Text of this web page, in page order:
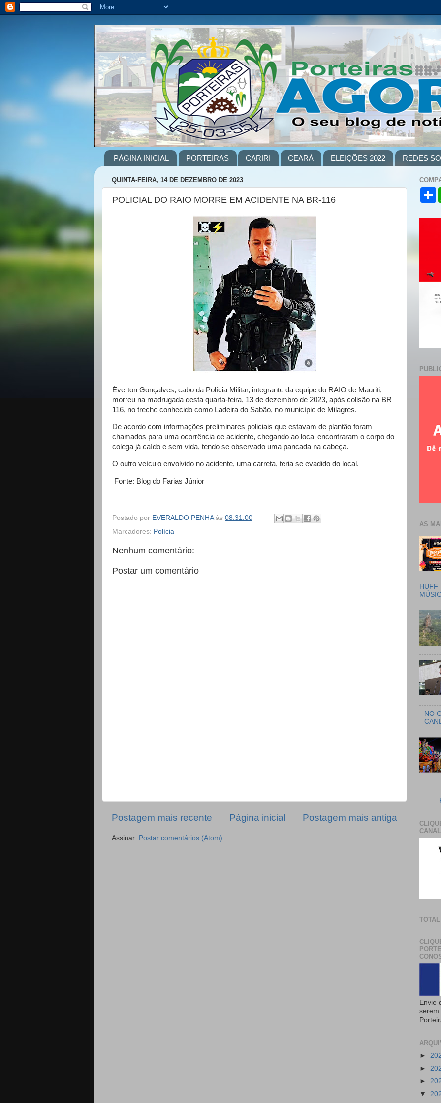
PÁGINA INICIAL PORTEIRAS CARIRI CEARÁ ELEIÇÕES 2022 REDES
QUINTA-FEIRA, 14 DE DEZEMBRO DE 2023
POLICIAL DO RAIO MORRE EM ACIDENTE NA BR-116
Éverton Gonçalves, cabo da Polícia Militar, integrante da equipe do RAIO de Mauriti,
morreu na madrugada desta quarta-feira, 13 de dezembro de 2023, após colisão na BR
116, no trecho conhecido como Ladeira do Sabão, no município de Milagres.
De acordo com informações preliminares policiais que estavam de plantão foram
chamados para uma ocorrência de acidente, chegando ao local encontraram o corpo do
colega já caído e sem vida, tendo se observado uma pancada na cabeça.
O outro veículo envolvido no acidente, uma carreta, teria se evadido do local.
Fonte: Blog do Farias Júnior
Postado por EVERALDO PENHA às 08:31:00
Marcadores: Polícia
Nenhum comentário:
Postar um comentário
Postagem mais recente Postagem mais antiga
Página inicial
Assinar: Postar comentários (Atom)
S
AS
HUFF
NO
CANAL
Envie
serem
►
►
►
▼